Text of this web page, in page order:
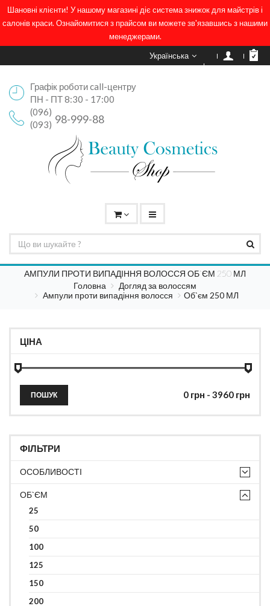
Шановні клієнти! У нашому магазині діє система знижок для майстрів і
салонів краси. Ознайомитися з прайсом ви можете зв'язавшись з нашими
менеджерами.
Українська
Графік роботи call-центру
ПН - ПТ 8:30 - 17:00
(096)
98-999-88
(093)
АМПУЛИ ПРОТИ ВИПАДІННЯ ВОЛОССЯ ОБ`ЄМ 250 МЛ
Головна
Догляд за волоссям
Ампули проти випадіння волосся
Об`єм 250 МЛ
ЦІНА
ПОШУК
ФІЛЬТРИ
ОСОБЛИВОСТІ
ОБ`ЄМ
25
50
100
125
150
200